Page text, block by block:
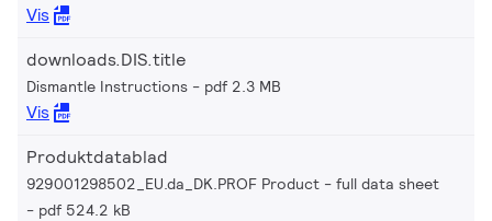
Vis
downloads.DIS.title
Dismantle Instructions pdf 2.3 MB
Vis
Produktdatablad
929001298502_EU.da_DK.PROF Product - full data sheet
pdf 524.2 kB